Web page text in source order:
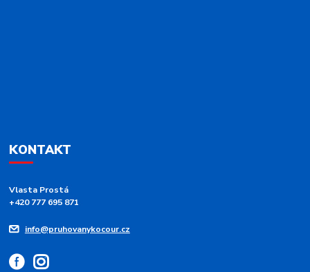
KONTAKT
Vlasta Prostá
+420 777 695 871
info@pruhovanykocour.cz